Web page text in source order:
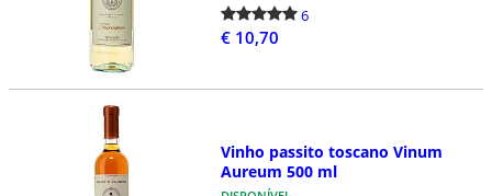
6
€ 10,70
Vinho passito toscano Vinum
Aureum 500 ml